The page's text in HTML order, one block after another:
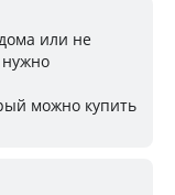
или не
нужно
можно купить